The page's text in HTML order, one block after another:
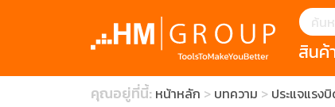
สินค้
แนะนำ
บทความ
คุณอยู่ที่นี้: หน้าหลัก บทความ ประแจแรง